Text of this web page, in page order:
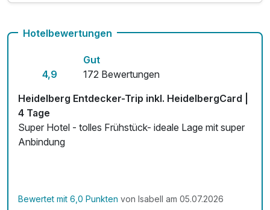
* inkl. Eintritt in das Universitätsmuseum
* inkl. Heidelberg Guide
1 x Welcome Drink
Hotelbewertungen
4,9
Gut
172 Bewertungen
Heidelberg Entdecker-Trip inkl. HeidelbergCard |
4 Tage
Super Hotel - tolles Frühstück- ideale Lage mit super
Anbindung
Bewertet mit 6,0 Punkten von Isabell am 05.07.2026